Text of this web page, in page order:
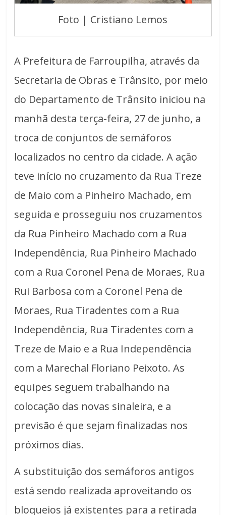
Foto | Cristiano Lemos
A Prefeitura de Farroupilha, através da
Secretaria de Obras e Trânsito, por meio
do Departamento de Trânsito iniciou na
manhã desta terça-feira, 27 de junho, a
troca de conjuntos de semáforos
localizados no centro da cidade. A ação
teve início no cruzamento da Rua Treze
de Maio com a Pinheiro Machado, em
seguida e prosseguiu nos cruzamentos
da Rua Pinheiro Machado com a Rua
Independência, Rua Pinheiro Machado
com a Rua Coronel Pena de Moraes, Rua
Rui Barbosa com a Coronel Pena de
Moraes, Rua Tiradentes com a Rua
Independência, Rua Tiradentes com a
Treze de Maio e a Rua Independência
com a Marechal Floriano Peixoto. As
equipes seguem trabalhando na
colocação das novas sinaleira, e a
previsão é que sejam finalizadas nos
próximos dias.
A substituição dos semáforos antigos
está sendo realizada aproveitando os
bloqueios já existentes para a retirada